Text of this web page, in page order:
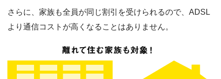
さらに、家族も全員が同じ割引を受けられるので、ADSL
より通信コストが高くなることはありません。